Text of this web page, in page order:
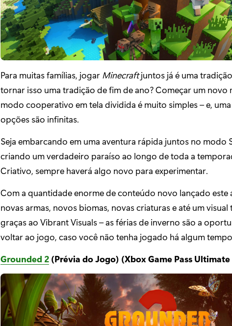
Para muitas famílias, jogar Minecraftjuntos já é uma
tornar isso uma tradição de fim de ano? Começar um novo
modo cooperativo em tela dividida é muito simples – e,
opções são infinitas.
Seja embarcando em uma aventura rápida juntos no modo
criando um verdadeiro paraíso ao longo de toda a
Criativo, sempre haverá algo novo para experimentar.
Com a quantidade enorme de conteúdo novo lançado este
novas armas, novos biomas, novas criaturas e até um
graças ao Vibrant Visuals – as férias de inverno são a
voltar ao jogo, caso você não tenha jogado há algum
Grounded 2 (Prévia do Jogo) (Xbox Game Pass Ultimate